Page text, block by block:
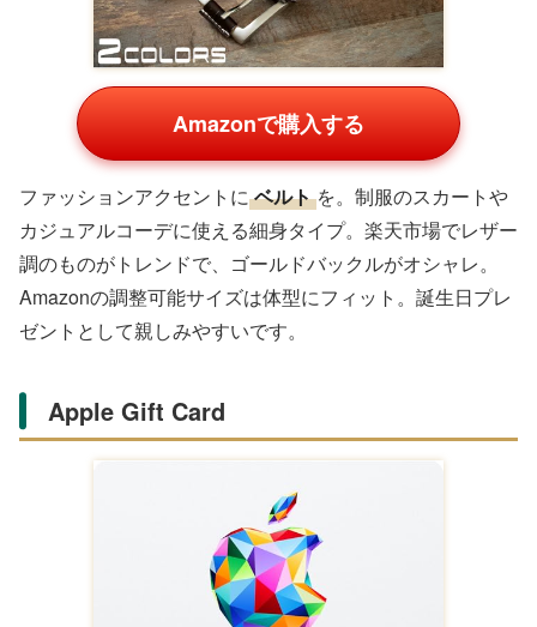
プルカラーがSNS映え抜群。楽天市場でギフトセットと
して人気で、入学祝いや誕生日交換に最適。Amazonでも
低価格で、女子の「お楽しみ会」に重宝します。
ハンドクリーム3本セット
Amazonで購入する